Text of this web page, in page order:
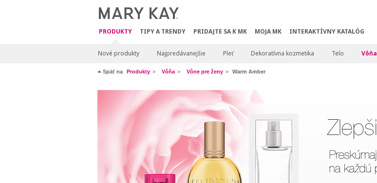
PRODUKTY TIPY A TRENDY PRIDAJTE SA K MK MOJA MK INTERAKTÍVNY KATALÓG
Nové produkty Najpredávanejšie Pleť Dekoratívna kozmetika Telo Vôňa
Späť na Produkty Vôňa Vône pre ženy Warm Amber